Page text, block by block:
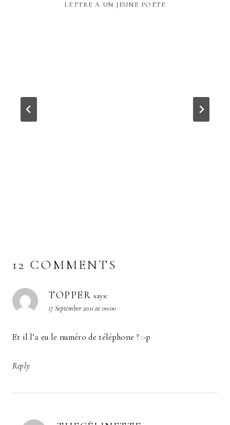
LETTRE À UN JEUNE POÈTE
12 COMMENTS
TOPPER says:
17 September 2011 at 00:00
Et il l’a eu le numéro de téléphone ? :-p
Reply